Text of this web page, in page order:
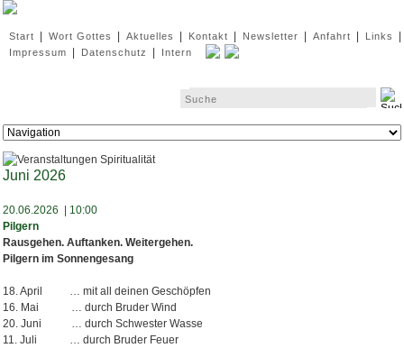
überspringen
Start Wort Gottes Aktuelles Kontakt Newsletter Anfahrt Links
Impressum Datenschutz Intern
Zielseite
Juni 2026
20.06.2026 | 10:00
Pilgern
Rausgehen. Auftanken. Weitergehen.
Pilgern im Sonnengesang
18. April … mit all deinen Geschöpfen
16. Mai … durch Bruder Wind
20. Juni … durch Schwester Wasse
11. Juli … durch Bruder Feuer